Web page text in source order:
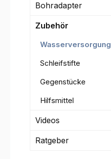
Bohradapter
Zubehör
Wasserversorgung
Schleifstifte
Gegenstücke
Hilfsmittel
Videos
Ratgeber